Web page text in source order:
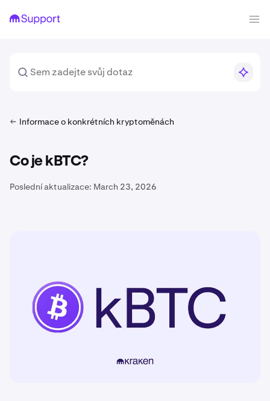
Informace o konkrétních kryptoměnách
Co je kBTC?
Poslední aktualizace: March 23, 2026